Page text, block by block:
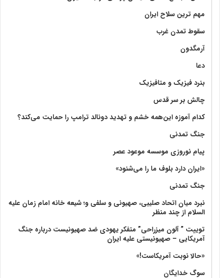
مهم ترین سلاح ایران
سقوط تمدن غرب
آرمگدون
دعا
بنرد فیزیک و متافیزیک
چالش بر سر قدس
کدام آموزه این‌همه خشم و تهدید دونالد ترامپ را حمایت می‌کند؟
جنگ تمدنی
پیام نوروزی موسسه موعود عصر
«ایران دارد بلوف ما را می‌شنود»
جنگ تمدنی
نبرد میان اتحاد صلیبی، صهیونی و سلفی و؛ شیعه خانه امام زمان علیه
السلام از چند منظر
توییت ” آلون میزراحی” متفکر یهودی ضد صهیونیست درباره جنگ
آمریکایی – صهیونیستی علیه ایران
«حالا نوبت آمریکاست!»
سوگ خدایگان